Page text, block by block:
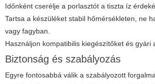
Időnként cserélje a porlasztót a tiszta íz
Tartsa a készüléket stabil hőmérsékleten, ne
vagy fagyban.
Használjon kompatibilis kiegészítőket és gyári
Biztonság és szabályozás
Egyre fontosabbá válik a szabályozott